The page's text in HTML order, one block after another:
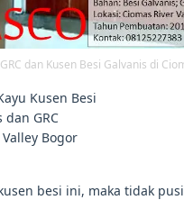
dan Kusen Besi Galvanis di
Kusen Besi
dan GRC
Bogor
besi ini, maka tidak